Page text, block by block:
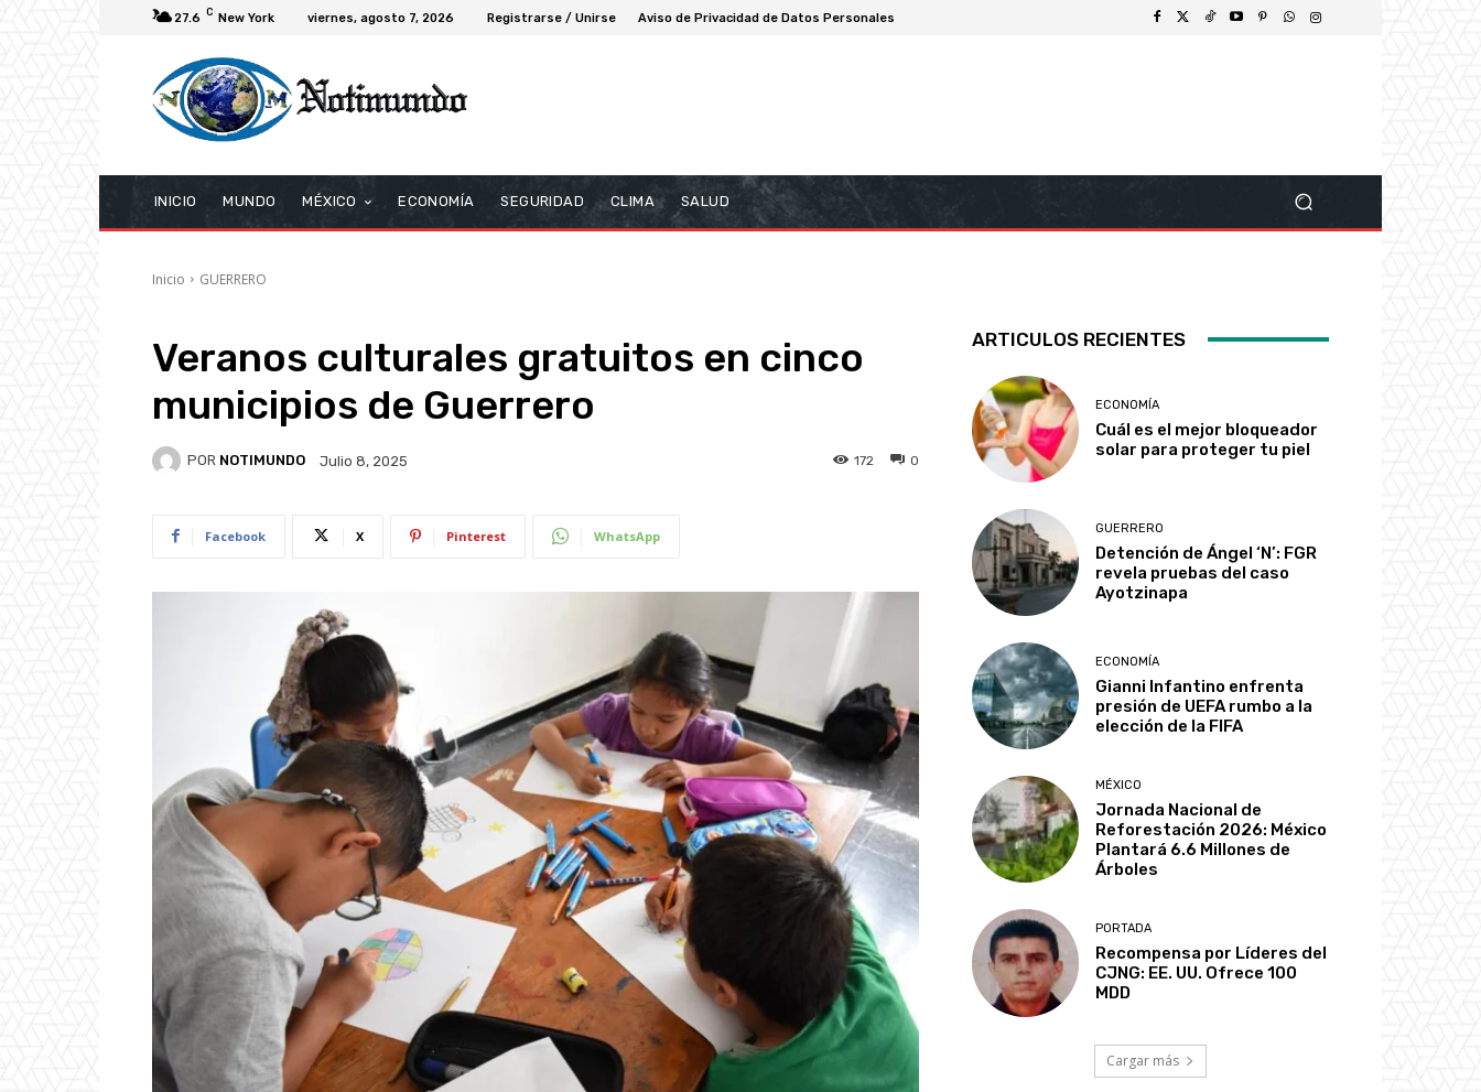
27.6 C New York viernes, agosto 7, 2026 Registrarse / Unirse Aviso de Privacidad de Datos Personales
INICIO MUNDO MÉXICO ECONOMÍA SEGURIDAD CLIMA SALUD
Inicio GUERRERO
Veranos culturales gratuitos en cinco
municipios de Guerrero
POR NOTIMUNDO Julio 8, 2025 0
172
Facebook X Pinterest WhatsApp
ARTICULOS RECIENTES
ECONOMÍA
Cuál es el mejor bloqueador
solar para proteger tu piel
GUERRERO
Detención de Ángel ‘N’: FGR
revela pruebas del caso
Ayotzinapa
ECONOMÍA
Gianni Infantino enfrenta
presión de UEFA rumbo a la
elección de la FIFA
MÉXICO
Jornada Nacional de
Reforestación 2026: México
Plantará 6.6 Millones de
Árboles
PORTADA
Recompensa por Líderes del
CJNG: EE. UU. Ofrece 100
MDD
Cargar más